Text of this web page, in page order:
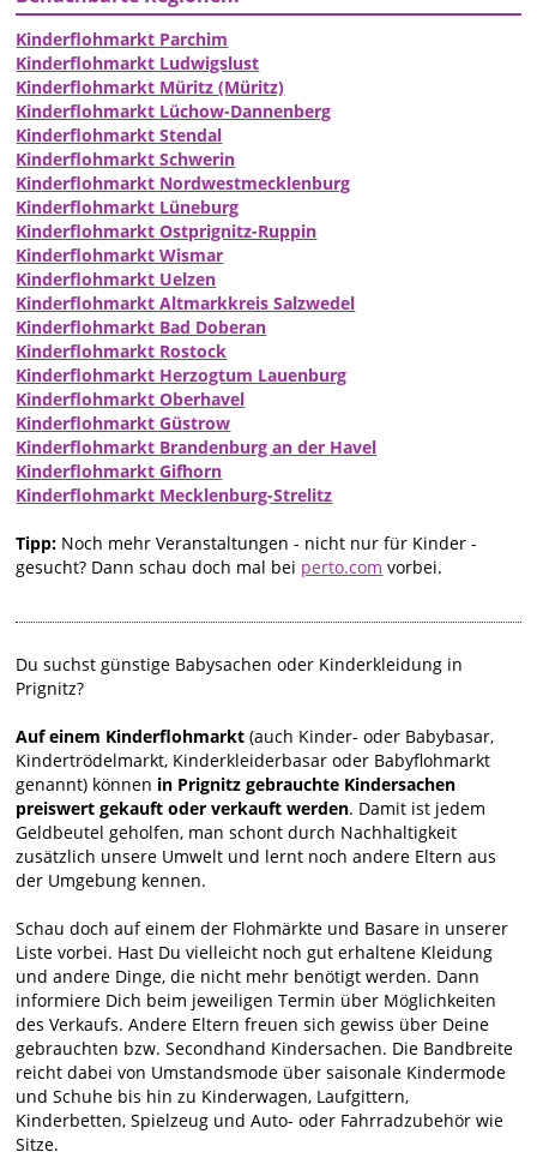
Kinderflohmarkt Parchim
Kinderflohmarkt Ludwigslust
Kinderflohmarkt Müritz (Müritz)
Kinderflohmarkt Lüchow-Dannenberg
Kinderflohmarkt Stendal
Kinderflohmarkt Schwerin
Kinderflohmarkt Nordwestmecklenburg
Kinderflohmarkt Lüneburg
Kinderflohmarkt Ostprignitz-Ruppin
Kinderflohmarkt Wismar
Kinderflohmarkt Uelzen
Kinderflohmarkt Altmarkkreis Salzwedel
Kinderflohmarkt Bad Doberan
Kinderflohmarkt Rostock
Kinderflohmarkt Herzogtum Lauenburg
Kinderflohmarkt Oberhavel
Kinderflohmarkt Güstrow
Kinderflohmarkt Brandenburg an der Havel
Kinderflohmarkt Gifhorn
Kinderflohmarkt Mecklenburg-Strelitz
Tipp: Noch mehr Veranstaltungen - nicht nur für Kinder -
gesucht? Dann schau doch mal bei perto.com vorbei.
Du suchst günstige Babysachen oder Kinderkleidung in
Prignitz?
Auf einem Kinderflohmarkt (auch Kinder- oder Babybasar,
Kindertrödelmarkt, Kinderkleiderbasar oder Babyflohmarkt
genannt) können in Prignitz gebrauchte Kindersachen
preiswert gekauft oder verkauft werden. Damit ist jedem
Geldbeutel geholfen, man schont durch Nachhaltigkeit
zusätzlich unsere Umwelt und lernt noch andere Eltern aus
der Umgebung kennen.
Schau doch auf einem der Flohmärkte und Basare in unserer
Liste vorbei. Hast Du vielleicht noch gut erhaltene Kleidung
und andere Dinge, die nicht mehr benötigt werden. Dann
informiere Dich beim jeweiligen Termin über Möglichkeiten
des Verkaufs. Andere Eltern freuen sich gewiss über Deine
gebrauchten bzw. Secondhand Kindersachen. Die Bandbreite
reicht dabei von Umstandsmode über saisonale Kindermode
und Schuhe bis hin zu Kinderwagen, Laufgittern,
Kinderbetten, Spielzeug und Auto- oder Fahrradzubehör wie
Sitze.